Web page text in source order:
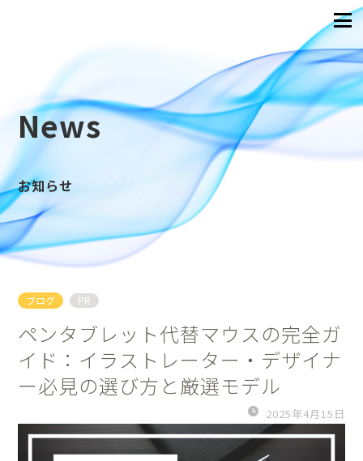
News
お知らせ
ブログ PR
ペンタブレット代替マウスの完全ガ
イド：イラストレーター・デザイナ
ー必見の選び方と厳選モデル
2025年4月15日